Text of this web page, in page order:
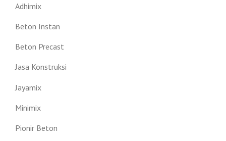
Adhimix
Beton Instan
Beton Precast
Jasa Konstruksi
Jayamix
Minimix
Pionir Beton